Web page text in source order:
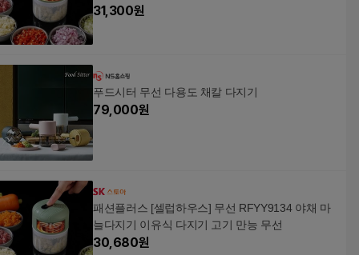
31,300원
푸드시터 무선 다용도 채칼 다지기
79,000원
패션플러스 [셀럽하우스] 무선 RFYY9134 야채 마
늘다지기 이유식 다지기 고기 만능 무선
30,680원